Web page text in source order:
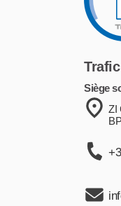
Siège
ZI